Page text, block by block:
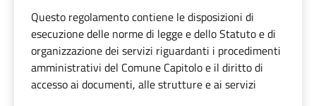
Questo regolamento contiene le disposizioni di
esecuzione delle norme di legge e dello Statuto e di
organizzazione dei servizi riguardanti i procedimenti
amministrativi del Comune Capitolo e il diritto di
accesso ai documenti, alle strutture e ai servizi